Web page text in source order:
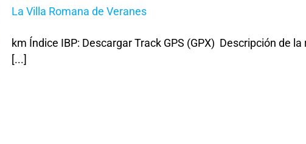
La Villa Romana de Veranes
km Índice IBP: Descargar Track GPS (GPX) Descripción de
[...]